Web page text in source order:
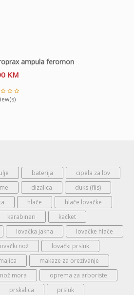
ampula feromon
KM
baterija
cipela za lov
dizalica
duks (flis)
hlače
hlače lovačke
karabineri
kačket
lovačka jakna
lovačke hlače
nož
lovački prsluk
makaze za orezivanje
nož mora
oprema za arboriste
prskalica
prsluk